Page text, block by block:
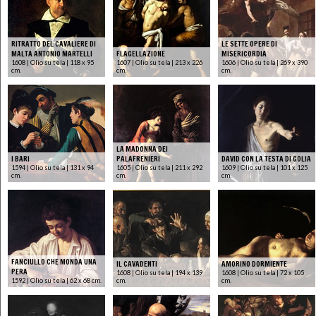
RITRATTO DEL CAVALIERE DI
MALTA ANTONIO MARTELLI
1608 | Olio su tela | 118 x 95
cm.
FLAGELLAZIONE
1607 | Olio su tela | 213 x 226
cm.
LE SETTE OPERE DI
MISERICORDIA
1606 | Olio su tela | 269 x 390
cm.
I BARI
1594 | Olio su tela | 131 x 94
cm.
LA MADONNA DEI
PALAFRENIERI
1605 | Olio su tela | 211 x 292
cm.
DAVID CON LA TESTA DI GOLIA
1609 | Olio su tela | 101 x 125
cm.
FANCIULLO CHE MONDA UNA
PERA
1592 | Olio su tela | 62 x 68 cm.
IL CAVADENTI
1608 | Olio su tela | 194 x 139
cm.
AMORINO DORMIENTE
1608 | Olio su tela | 72 x 105
cm.